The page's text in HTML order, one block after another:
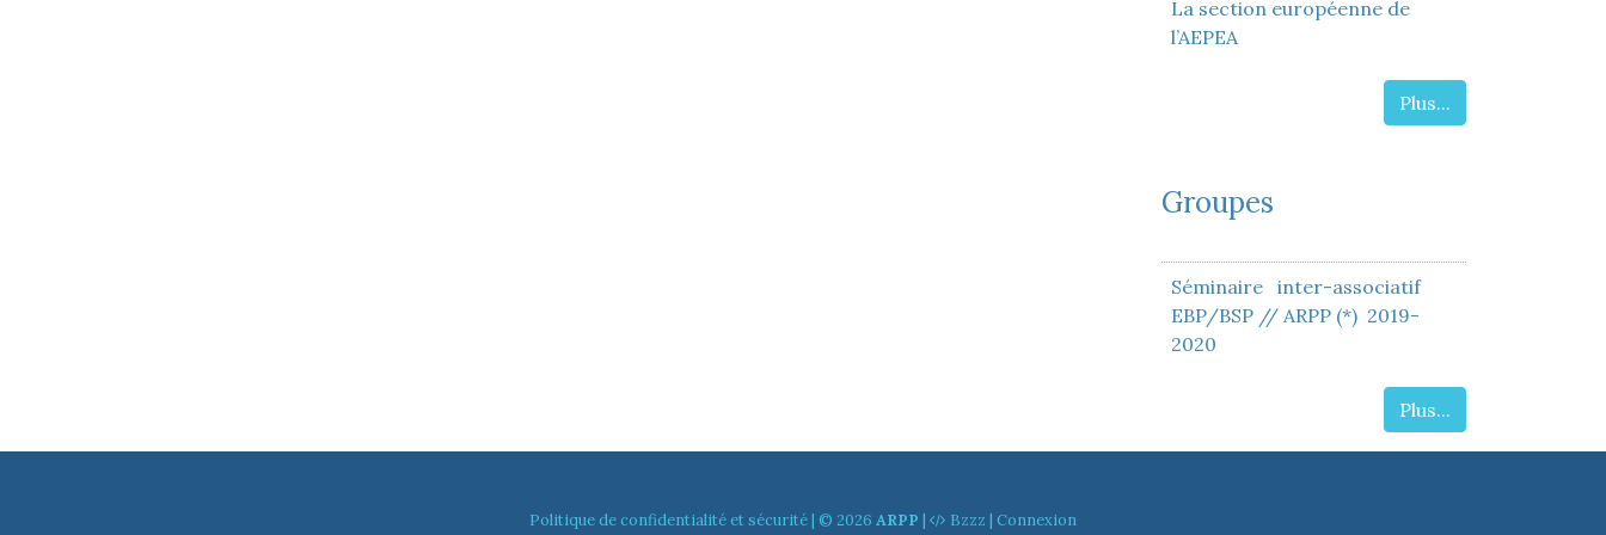
La section européenne de
l’AEPEA
Plus...
Groupes
Séminaire inter-associatif
EBP/BSP // ARPP (*) 2019-
2020
Plus...
Politique de confidentialité et sécurité| © 2026 ARPP | Bzzz | Connexion